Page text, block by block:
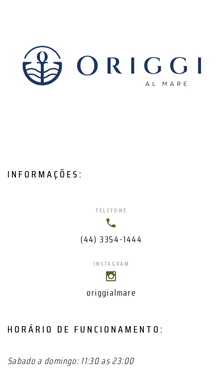
INFORMAÇÕES:
TELEFONE
(44) 3354-1444
INSTAGRAM
origgialmare
HORÁRIO DE FUNCIONAMENTO:
Sabado a domingo: 11:30 as 23:00